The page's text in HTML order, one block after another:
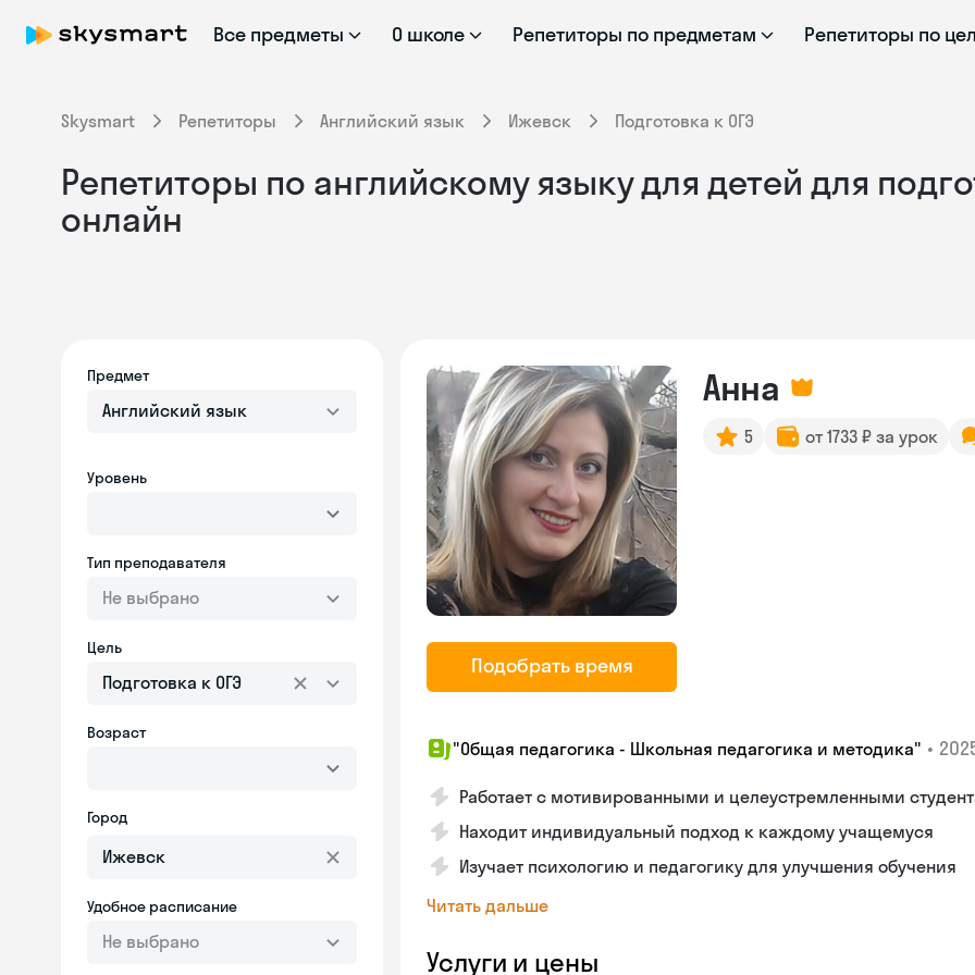
Все предметы О школе Репетиторы по предметам Репетиторы по
Skysmart Репетиторы Английский язык Ижевск Подготовка к ОГЭ
Репетиторы по английскому языку для детей для
онлайн
Предмет
Английский язык
Уровень
Тип преподавателя
Не выбрано
Цель
Подготовка к ОГЭ
Возраст
Город
Удобное расписание
Не выбрано
Подобрать время
Анна
5 от 1733 ₽ за урок
"Общая педагогика - Школьная педагогика и методика" •
Работает с мотивированными и целеустремленными
Находит индивидуальный подход к каждому учащемуся
Изучает психологию и педагогику для улучшения обучения
Читать дальше
Услуги и цены